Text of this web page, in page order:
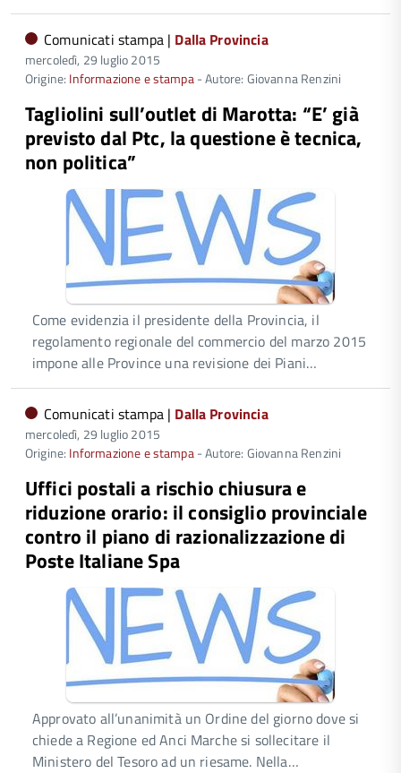
Comunicati stampa | Dalla Provincia
mercoledì, 29 luglio 2015
Origine: Informazione e stampa- Autore: Giovanna Renzini
Tagliolini sull’outlet di Marotta: “E’ già
previsto dal Ptc, la questione è tecnica,
non politica”
Come evidenzia il presidente della Provincia, il
regolamento regionale del commercio del marzo 2015
impone alle Province una revisione dei Piani…
Comunicati stampa | Dalla Provincia
mercoledì, 29 luglio 2015
Origine: Informazione e stampa- Autore: Giovanna Renzini
Uffici postali a rischio chiusura e
riduzione orario: il consiglio provinciale
contro il piano di razionalizzazione di
Poste Italiane Spa
Approvato all’unanimità un Ordine del giorno dove si
chiede a Regione ed Anci Marche si sollecitare il
Ministero del Tesoro ad un riesame. Nella…